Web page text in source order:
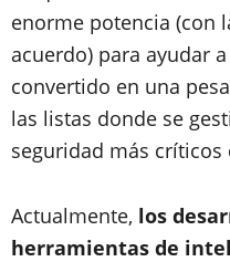
enorme potencia (con
acuerdo) para ayudar
convertido en una
las listas donde se
seguridad más
Actualmente, los
herramientas de